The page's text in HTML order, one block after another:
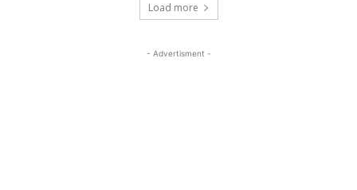
Load more
- Advertisment -